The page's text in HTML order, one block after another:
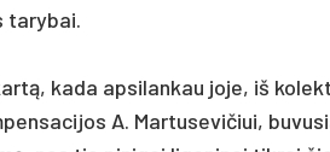
ta­ry­bai.
ka­da ap­si­lan­kau jo­je, iš
A. Mar­tu­se­vi­čiui,